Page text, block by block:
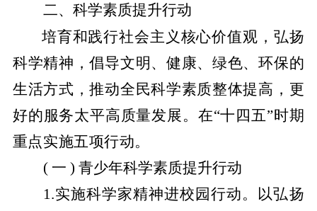
二、科学素质提升行动
培育和践行社会主义核心价值观，弘扬
科学精神，倡导文明、健康、绿色、环保的
生活方式，推动全民科学素质整体提高，更
好的服务太平高质量发展。在“十四五”时期
重点实施五项行动。
( 一 ) 青少年科学素质提升行动
1.实施科学家精神进校园行动。
以弘扬